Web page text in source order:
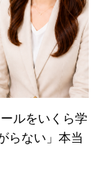
ルをいくら学
らない」本当